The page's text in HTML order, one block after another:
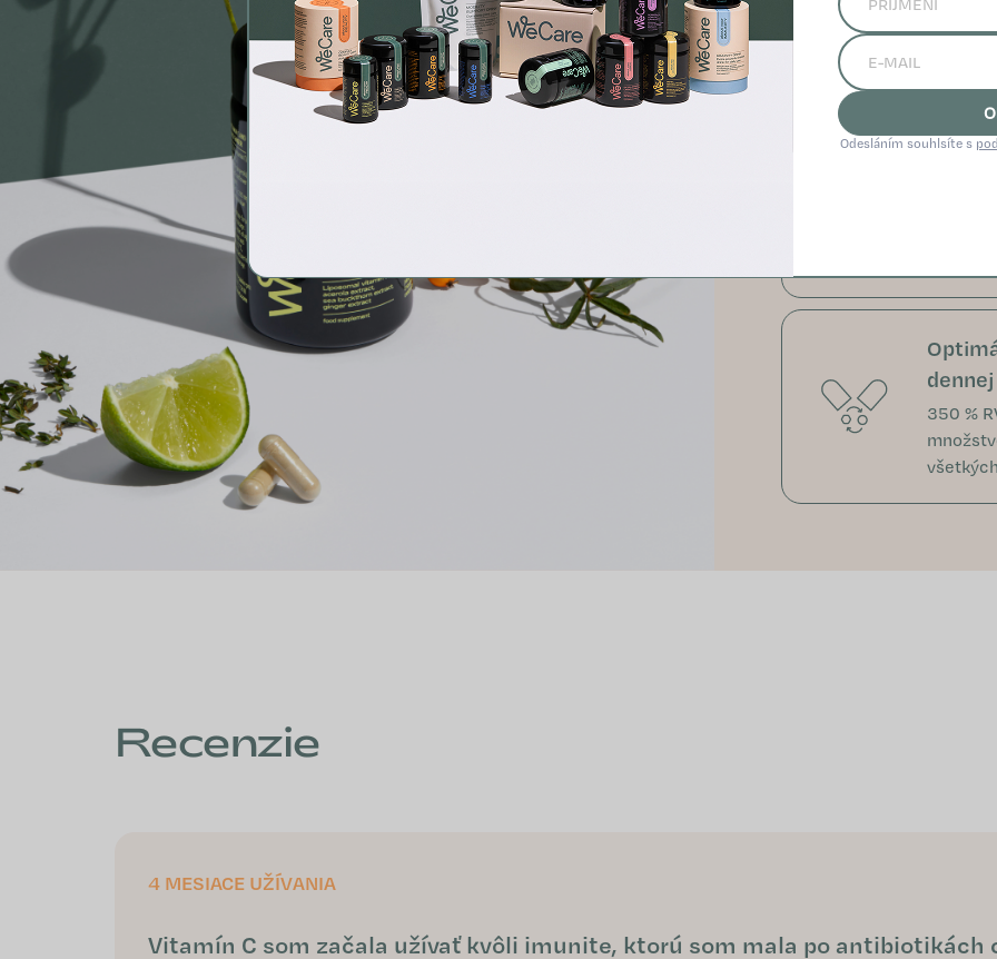
obalený
350 %
Recenzie
4 MESIACE UŽÍVANIA
Vitamín C som začala užívať kvôli imunite, ktorú som mala po antibiotikách
Odesláním souhlsíte s